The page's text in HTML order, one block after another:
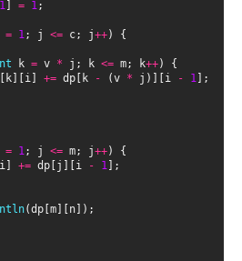
1 = 1;
= 1; j <= c; j++) {
k = v * j; k <= m; k++) {
+= dp[k - (v * j)][i - 1 ];
= 1; j <= m; j++) {
+= dp[j][i - 1 ];
(dp[m][n]);